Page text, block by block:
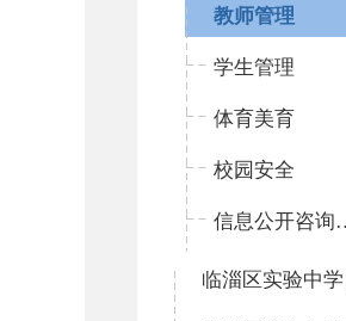
教师管理
学生管理
体育美育
校园安全
信息
临淄区实验中学